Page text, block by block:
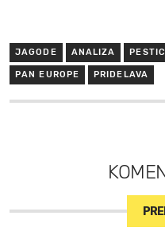
JAGODE ANALIZA
PAN EUROPE PRIDELAVA